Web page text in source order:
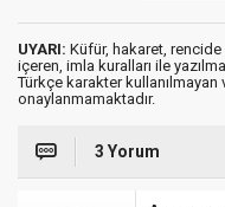
UYARI: Küfür, hakaret, rencide
içeren, imla kuralları ile
Türkçe karakter kullanılmayan
onaylanmamaktadır.
3 Yorum